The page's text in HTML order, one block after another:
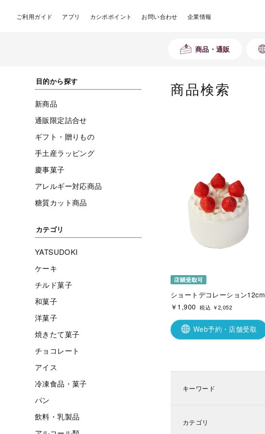
ご利用ガイド アプリ カシポポイント お問い合わせ 企業情報
商品・通販
目的から探す
新商品
通販限定詰合せ
ギフト・贈りもの
手土産ラッピング
慶事菓子
アレルギー対応商品
糖質カット商品
カテゴリ
YATSUDOKI
ケーキ
チルド菓子
和菓子
洋菓子
焼きたて菓子
チョコレート
アイス
冷凍食品・菓子
パン
飲料・乳製品
商品検索
ショートデコレーション12cm
￥1,900 税込 ￥2,052
Web予約・店舗受取
キーワード
カテゴリ